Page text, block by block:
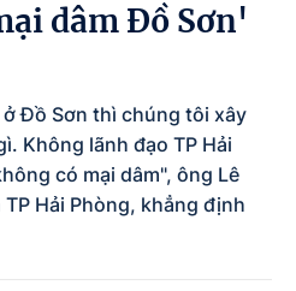
dâm Đồ Sơn'
Đồ Sơn thì chúng tôi xây
Không lãnh đạo TP Hải
có mại dâm", ông Lê
Hải Phòng, khẳng định